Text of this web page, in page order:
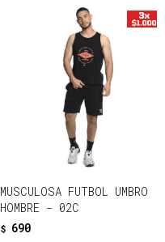
MUSCULOSA FUTBOL UMBRO
HOMBRE - 02C
$ 690